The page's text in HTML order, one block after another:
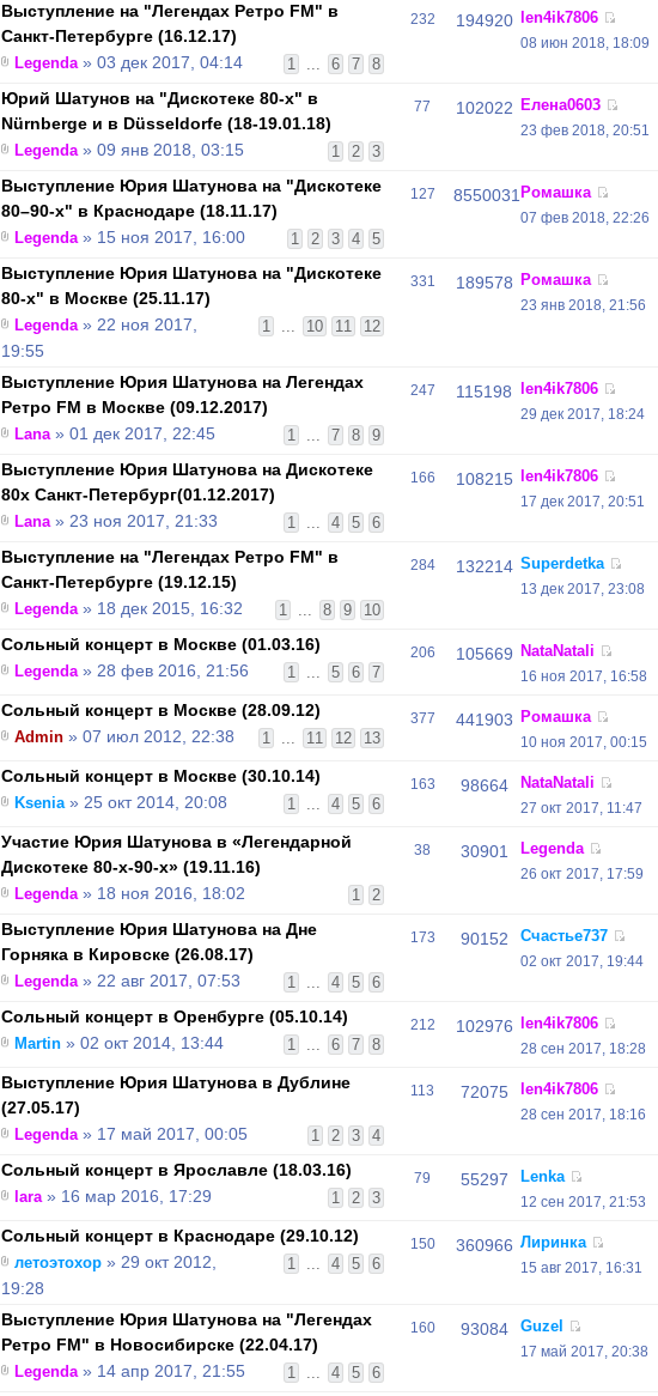
Выступление на "Легендах Ретро FM" в
Санкт-Петербурге (16.12.17)
1 ... 6 7 8
Legenda» 03 дек 2017, 04:14
232 194920 len4ik7806
08 июн 2018, 18:09
Юрий Шатунов на "Дискотеке 80-х" в
Nürnbergе и в Düsseldorfе (18-19.01.18)
1 2 3
Legenda» 09 янв 2018, 03:15
77 102022 Елена0603
23 фев 2018, 20:51
Выступление Юрия Шатунова на "Дискотеке
80–90-х" в Краснодаре (18.11.17)
1 2 3 4 5
Legenda» 15 ноя 2017, 16:00
127 8550031 Ромашка
07 фев 2018, 22:26
Выступление Юрия Шатунова на "Дискотеке
80-х" в Москве (25.11.17)
1 ... 10 11 12
Legenda» 22 ноя 2017,
19:55
331 189578 Ромашка
23 янв 2018, 21:56
Выступление Юрия Шатунова на Легендах
Ретро FM в Москве (09.12.2017)
1 ... 7 8 9
Lana» 01 дек 2017, 22:45
247 115198 len4ik7806
29 дек 2017, 18:24
Выступление Юрия Шатунова на Дискотеке
80х Санкт-Петербург(01.12.2017)
1 ... 4 5 6
Lana» 23 ноя 2017, 21:33
166 108215 len4ik7806
17 дек 2017, 20:51
Выступление на "Легендах Ретро FM" в
Санкт-Петербурге (19.12.15)
1 ... 8 9 10
Legenda» 18 дек 2015, 16:32
284 132214 Superdetka
13 дек 2017, 23:08
Сольный концерт в Москве (01.03.16)
1 ... 5 6 7
Legenda» 28 фев 2016, 21:56
206 105669 NataNatali
16 ноя 2017, 16:58
Сольный концерт в Москве (28.09.12)
1 ... 11 12 13
Admin » 07 июл 2012, 22:38
377 441903 Ромашка
10 ноя 2017, 00:15
Сольный концерт в Москве (30.10.14)
1 ... 4 5 6
Ksenia» 25 окт 2014, 20:08
163 98664 NataNatali
27 окт 2017, 11:47
Участие Юрия Шатунова в «Легендарной
Дискотеке 80-х-90-х» (19.11.16)
1 2
Legenda» 18 ноя 2016, 18:02
38 30901 Legenda
26 окт 2017, 17:59
Выступление Юрия Шатунова на Дне
Горняка в Кировске (26.08.17)
1 ... 4 5 6
Legenda» 22 авг 2017, 07:53
173 90152 Счастье737
02 окт 2017, 19:44
Сольный концерт в Оренбурге (05.10.14)
1 ... 6 7 8
Martin » 02 окт 2014, 13:44
212 102976 len4ik7806
28 сен 2017, 18:28
Выступление Юрия Шатунова в Дублине
(27.05.17)
1 2 3 4
Legenda» 17 май 2017, 00:05
113 72075 len4ik7806
28 сен 2017, 18:16
Сольный концерт в Ярославле (18.03.16)
1 2 3
lara» 16 мар 2016, 17:29
79 55297 Lenka
12 сен 2017, 21:53
Cольный концерт в Краснодаре (29.10.12)
1 ... 4 5 6
летоэтохор » 29 окт 2012,
19:28
150 360966 Лиринка
15 авг 2017, 16:31
Выступление Юрия Шатунова на "Легендах
Ретро FM" в Новосибирске (22.04.17)
1 ... 4 5 6
Legenda» 14 апр 2017, 21:55
160 93084 Guzel
17 май 2017, 20:38